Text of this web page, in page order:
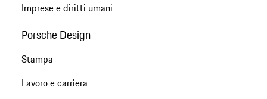
Imprese e diritti umani
Porsche Design
Stampa
Lavoro e carriera